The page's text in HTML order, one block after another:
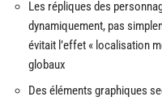
Les répliques des
dynamiquement, pas
évitait l’effet « localisation
globaux
Des éléments graphiques